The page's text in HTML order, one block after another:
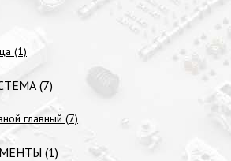
(1)
(7)
главный (7)
(1)